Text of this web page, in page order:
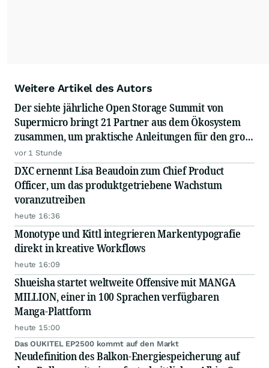
Weitere Artikel des Autors
Der siebte jährliche Open Storage Summit von
Supermicro bringt 21 Partner aus dem Ökosystem
zusammen, um praktische Anleitungen für den groß
angelegten Einsatz von KI in Unternehmen
auszutauschen
vor 1 Stunde
DXC ernennt Lisa Beaudoin zum Chief Product
Officer, um das produktgetriebene Wachstum
voranzutreiben
heute 16:36
Monotype und Kittl integrieren Markentypografie
direkt in kreative Workflows
heute 16:09
Shueisha startet weltweite Offensive mit MANGA
MILLION, einer in 100 Sprachen verfügbaren
Manga-Plattform
heute 15:00
Das OUKITEL EP2500 kommt auf den Markt
Neudefinition des Balkon-Energiespeicherung auf